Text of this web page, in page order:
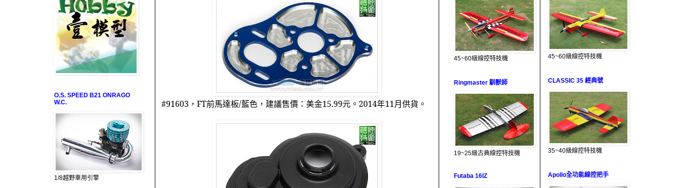
#91603 ， FT前馬達板/藍色，建議售價：美金15.99元。 2014年11月供貨。
O.S. SPEED B21 ONRAGO
W.C.
1/8越野車用引擎
45~60級線控特技機
Ringmaster 馴獸師
19~25級古典線控特技機
Futaba 16IZ
45~60級線控特技機
CLASSIC 35 經典號
35~40級線控特技機
Apollo全功能線控把手